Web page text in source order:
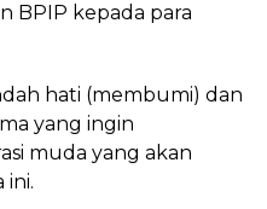
BPIP kepada para
hati (membumi) dan
yang ingin
muda yang akan
ini.